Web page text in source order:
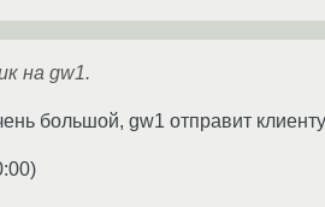
на gw1.
большой, gw1 отправит
)